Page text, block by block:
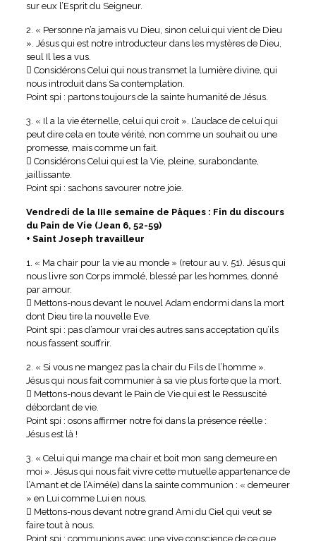
sur eux l’Esprit du Seigneur.
2. « Personne n’a jamais vu Dieu, sinon celui qui vient de Dieu
». Jésus qui est notre introducteur dans les mystères de Dieu,
seul Il les a vus.
 Considérons Celui qui nous transmet la lumière divine, qui
nous introduit dans Sa contemplation.
Point spi : partons toujours de la sainte humanité de Jésus.
3. « Il a la vie éternelle, celui qui croit ». L’audace de celui qui
peut dire cela en toute vérité, non comme un souhait ou une
promesse, mais comme un fait.
 Considérons Celui qui est la Vie, pleine, surabondante,
jaillissante.
Point spi : sachons savourer notre joie.
Vendredi de la IIIe semaine de Pâques : Fin du discours
du Pain de Vie (Jean 6, 52-59)
+ Saint Joseph travailleur
1. « Ma chair pour la vie au monde » (retour au v. 51). Jésus qui
nous livre son Corps immolé, blessé par les hommes, donné
par amour.
 Mettons-nous devant le nouvel Adam endormi dans la mort
dont Dieu tire la nouvelle Eve.
Point spi : pas d’amour vrai des autres sans acceptation qu’ils
nous fassent souffrir.
2. « Si vous ne mangez pas la chair du Fils de l’homme ».
Jésus qui nous fait communier à sa vie plus forte que la mort.
 Mettons-nous devant le Pain de Vie qui est le Ressuscité
débordant de vie.
Point spi : osons affirmer notre foi dans la présence réelle :
Jésus est là !
3. « Celui qui mange ma chair et boit mon sang demeure en
moi ». Jésus qui nous fait vivre cette mutuelle appartenance de
l’Amant et de l’Aimé(e) dans la sainte communion : « demeurer
» en Lui comme Lui en nous.
 Mettons-nous devant notre grand Ami du Ciel qui veut se
faire tout à nous.
Point spi : communions avec une vive conscience de ce que